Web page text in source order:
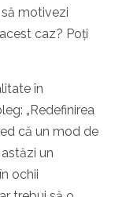
motivezi
caz? Poți
în
„Redefinirea
că un mod de
un
ochii